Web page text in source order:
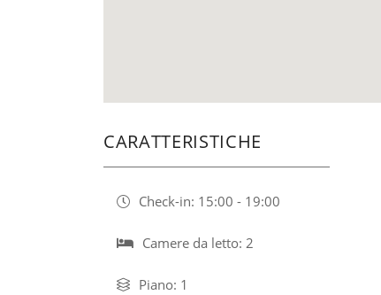
CARATTERISTICHE
Check-in: 15:00 - 19:00
Camere da letto: 2
Piano: 1